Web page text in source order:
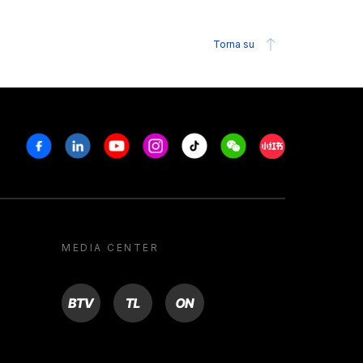
Torna su
FacebookLinkedinYoutubeInstagram
Tiktok WeechatXiaohongshu/
MEDIA CENTER
BTV TL ON